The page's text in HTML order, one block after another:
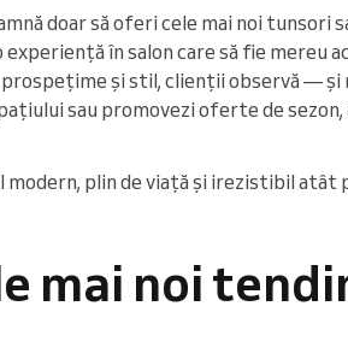
doar să oferi cele mai noi tunsori
în salon care să fie mereu
și stil, clienții observă — și
sau promovezi oferte de sezon,
plin de viață și irezistibil atât
mai noi